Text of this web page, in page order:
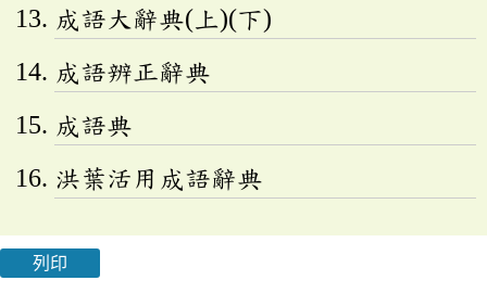
成語大辭典(上)(下)
成語辨正辭典
成語典
洪葉活用成語辭典
列印